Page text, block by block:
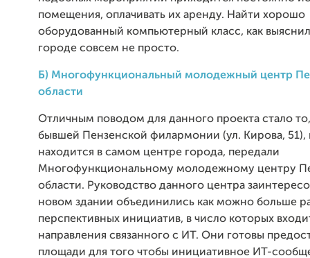
помещения, оплачивать их аренду. Найти хорошо
оборудованный компьютерный класс, как
городе совсем не просто.
Б) Многофункциональный молодежный центр
области
Отличным поводом для данного проекта стало
бывшей Пензенской филармонии (ул. Кирова, 51),
находится в самом центре города, передали
Многофункциональному молодежному центру
области. Руководство данного центра
новом здании объединились как можно больше
перспективных инициатив, в число которых
направления связанного с ИТ. Они готовы
площади для того чтобы инициативное ИТ-